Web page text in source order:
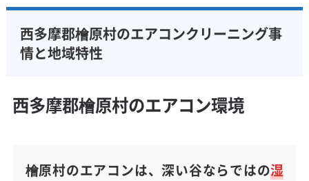
西多摩郡檜原村のエアコンクリーニング事
情と地域特性
西多摩郡檜原村のエアコン環境
檜原村のエアコンは、深い谷ならではの湿